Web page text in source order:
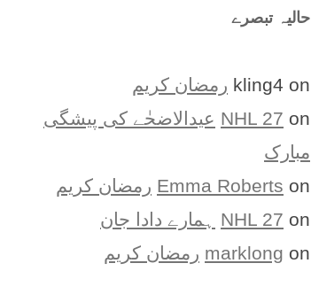
حالیہ تبصرے
kling4 on
رمضان کریم
NHL 27 on
عیدالاضحٰے کی پیشگی
مبارک
Emma Roberts on
رمضان کریم
NHL 27 on
ہمارے دادا جان
marklong on رمضان کریم